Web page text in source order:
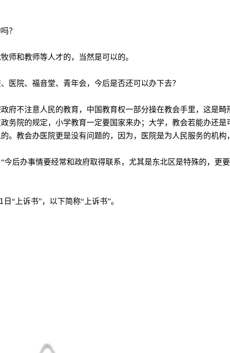
？
师和教师等人才的，当然是可以的。
医院、福音堂、青年会，今后是否还可以办下去？
府不注意人民的教育，中国教育权一部分操在教会手里，这是
务院的规定，小学教育一定要国家来办；大学，教会若能办还
。教会办医院更是没有问题的，因为，医院是为人民服务的机构
今后办事情要经常和政府取得联系，尤其是东北区是特殊的，更
1 日 “上诉书”，以下简称“上诉书”。